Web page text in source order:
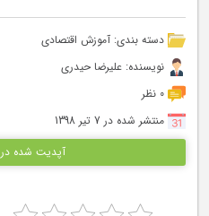
پادکست سگ ها
سمینار تهران 96
گواهینامه ها
دسته بندی:آموزش اقتصادی
نویسنده: علیرضا حیدری
0 نظر
منتشر شده در 7 تیر 1398
آپدیت شده در 7 تیر 1398